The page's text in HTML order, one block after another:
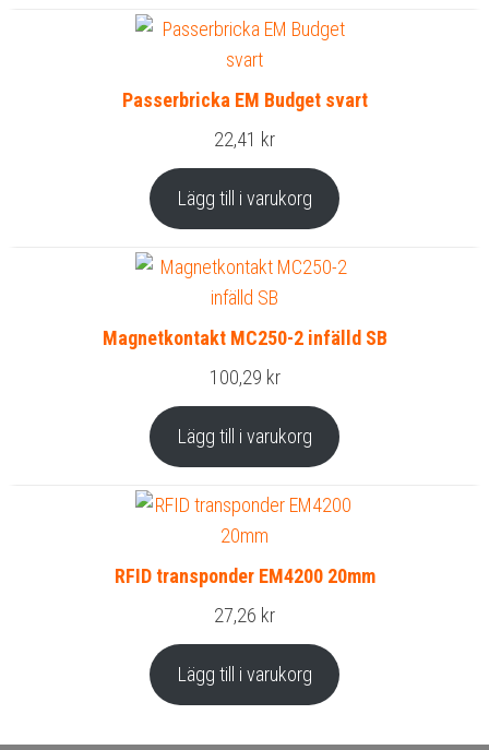
Passerbricka EM Budget svart
22,41 kr
Lägg till i varukorg
Magnetkontakt MC250-2 infälld SB
100,29 kr
Lägg till i varukorg
RFID transponder EM4200 20mm
27,26 kr
Lägg till i varukorg